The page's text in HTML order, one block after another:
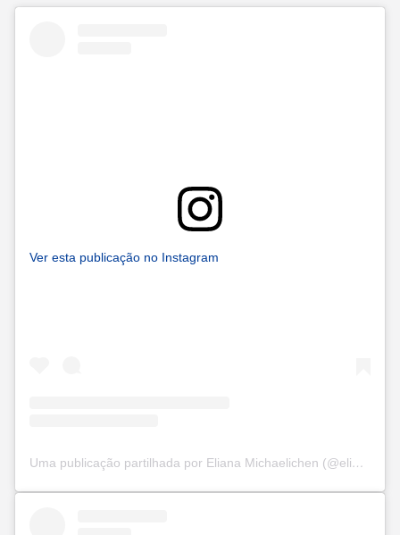
Ver esta publicação no Instagram
Uma publicação partilhada por Eliana Michaelichen (@eliana)